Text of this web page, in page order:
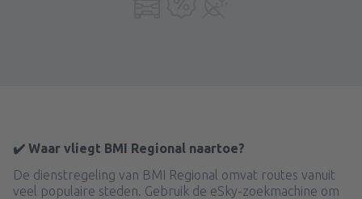
✔️ Waar vliegt BMI Regional naartoe?
De dienstregeling van BMI Regional omvat routes vanuit
veel populaire steden. Gebruik de eSky-zoekmachine om